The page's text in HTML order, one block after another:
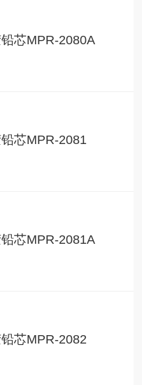
芯MPR-2080A
芯MPR-2081
芯MPR-2081A
芯MPR-2082